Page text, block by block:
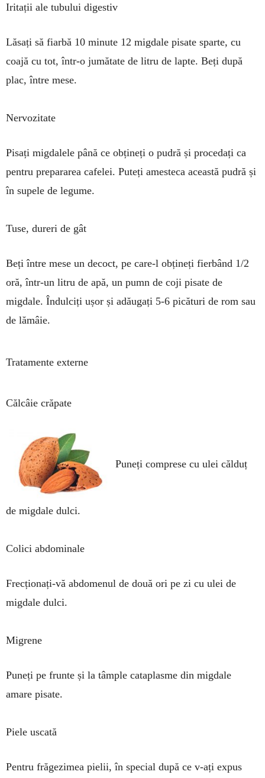
Iritații ale tubului digestiv
Lăsați să fiarbă 10 mi­nute 12 migdale pisate spar­te, cu
coajă cu tot, într-o ju­mă­tate de litru de lapte. Beți după
plac, între mese.
Nervozitate
Pisați migdalele până ce obțineți o pudră și proce­dați ca
pentru prepararea ca­felei. Puteți amesteca această pu­dră și
în supele de legume.
Tuse, dureri de gât
Beți între mese un de­coct, pe care-l obțineți fier­bând 1/2
oră, într-un litru de apă, un pumn de coji pisate de
migdale. Îndulciți ușor și adăugați 5-6 pică­turi de rom sau
de lămâie.
Tratamente externe
Călcâie crăpate
Puneți comprese cu ulei călduț
de mig­dale dulci.
Colici abdominale
Frecționați-vă abdo­me­nul de două ori pe zi cu ulei de
migdale dulci.
Migrene
Puneți pe frunte și la tâm­ple cata­plasme din mig­da­le
amare pisate.
Piele uscată
Pentru frăgezi­mea pie­lii, în spe­cial după ce v-ați ex­pus